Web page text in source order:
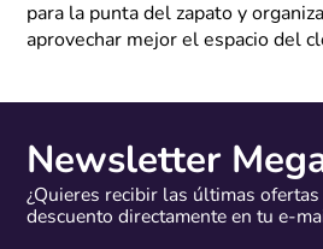
para la punta del zapato y
aprovechar mejor el espacio del
Newsletter
¿Quieres recibir las últimas
descuento directamente en tu e-